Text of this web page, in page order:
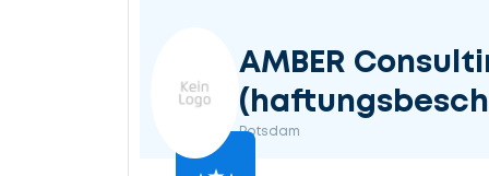
AMBER
Potsdam